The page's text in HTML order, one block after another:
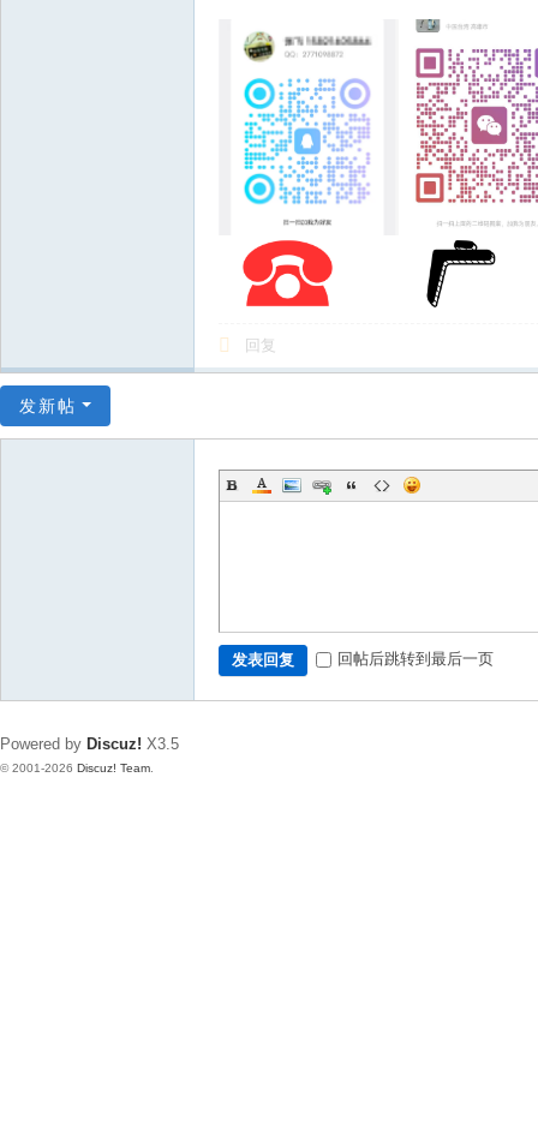
回复
发新帖
发表回复 回帖后跳转到最后一页
Powered by Discuz! X3.5
© 2001-2026 Discuz! Team